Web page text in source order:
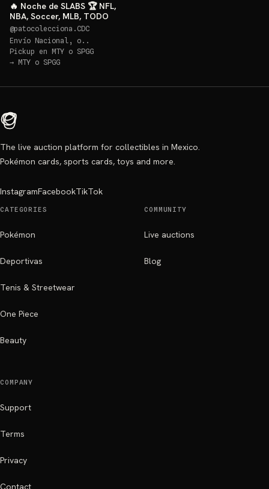
🔥 Noche de SLABS 🏆 NFL,
NBA, Soccer, MLB, TODO
@patocolecciona.CDC
Envío Nacional, o..
Pickup en MTY o SPGG
→ MTY o SPGG
The live auction platform for collectibles in Mexico.
Pokémon cards, sports cards, toys and more.
InstagramFacebookTikTok
CATEGORIES
Pokémon
Deportivas
Tenis & Streetwear
One Piece
Beauty
COMMUNITY
Live auctions
Blog
COMPANY
Support
Terms
Privacy
Contact